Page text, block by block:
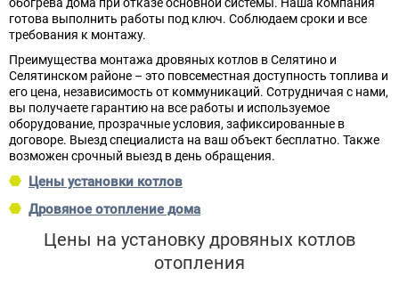
готова выполнить работы под ключ. Соблюдаем сроки и все
требования к монтажу.
Преимущества монтажа дровяных котлов в Селятино и
Селятинском районе – это повсеместная доступность топлива и
его цена, независимость от коммуникаций. Сотрудничая с нами,
вы получаете гарантию на все работы и используемое
оборудование, прозрачные условия, зафиксированные в
договоре. Выезд специалиста на ваш объект бесплатно. Также
возможен срочный выезд в день обращения.
Цены установки котлов
Дровяное отопление дома
Цены на установку дровяных котлов
отопления